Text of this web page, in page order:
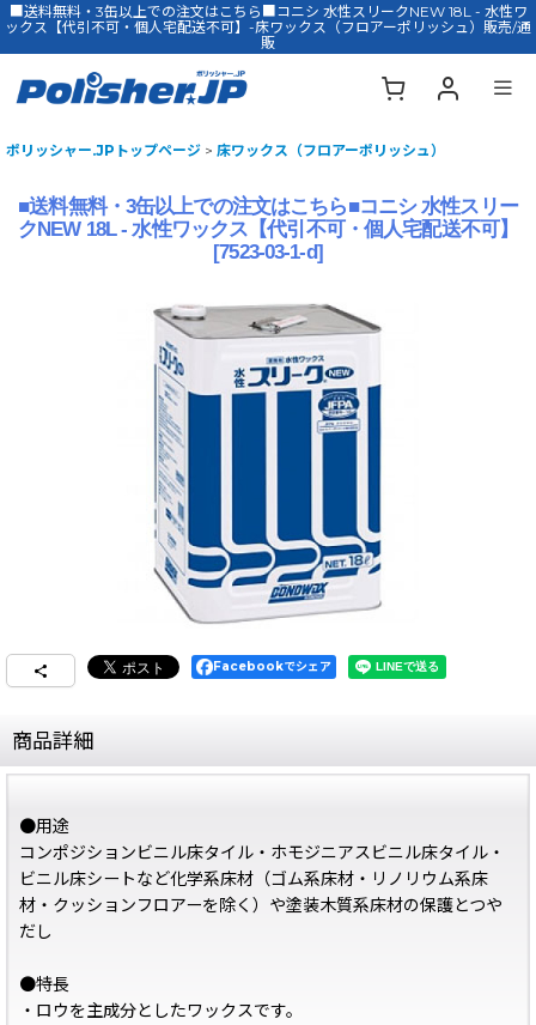
■送料無料・3缶以上での注文はこちら■コニシ 水性スリークNEW 18L - 水性ワ
ックス【代引不可・個人宅配送不可】-床ワックス（フロアーポリッシュ）販売/通
販
ポリッシャー.JPトップページ > 床ワックス（フロアーポリッシュ）
■送料無料・3缶以上での注文はこちら■コニシ 水性スリー
クNEW 18L - 水性ワックス【代引不可・個人宅配送不可】
[7523-03-1-d]
Facebookでシェア
商品詳細
●用途
コンポジションビニル床タイル・ホモジニアスビニル床タイル・
ビニル床シートなど化学系床材（ゴム系床材・リノリウム系床
材・クッションフロアーを除く）や塗装木質系床材の保護とつや
だし
●特長
・ロウを主成分としたワックスです。